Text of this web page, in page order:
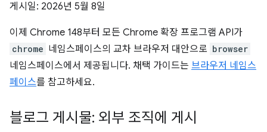
게시일: 2026년 5월 8일
이제 Chrome 148부터 모든 Chrome 확장 프로그램 API가
chrome 네임스페이스의 교차 브라우저 대안으로 browser
네임스페이스에서 제공됩니다. 채택 가이드는 브라우저 네임스
페이스를 참고하세요.
블로그 게시물: 외부 조직에 게시